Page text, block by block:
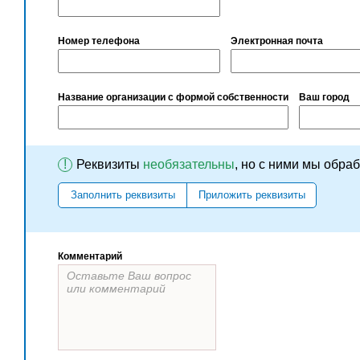
Номер телефона Электронная почта
Название организации с формой собственности Ваш город
! Реквизиты необязательны, но с ними мы
Заполнить реквизиты Приложить реквизиты
Комментарий